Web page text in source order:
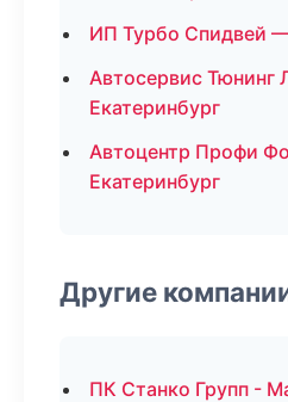
ИП Турбо Спидвей
Автосервис
Екатеринбург
Автоцентр Профи
Екатеринбург
Другие
ПК Станко Групп -